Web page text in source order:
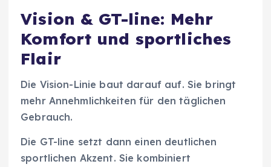
Vision & GT-line: Mehr
Komfort und sportliches
Flair
Die Vision-Linie baut darauf auf. Sie bringt
mehr Annehmlichkeiten für den täglichen
Gebrauch.
Die GT-line setzt dann einen deutlichen
sportlichen Akzent. Sie kombiniert